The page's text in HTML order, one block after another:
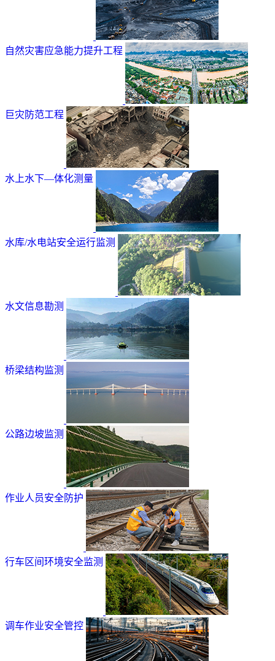
自然灾害应急能力提升工程
巨灾防范工程
水上水下—体化测量
水库/水电站安全运行监测
水文信息勘测
桥梁结构监测
公路边坡监测
作业人员安全防护
行车区间环境安全监测
调车作业安全管控